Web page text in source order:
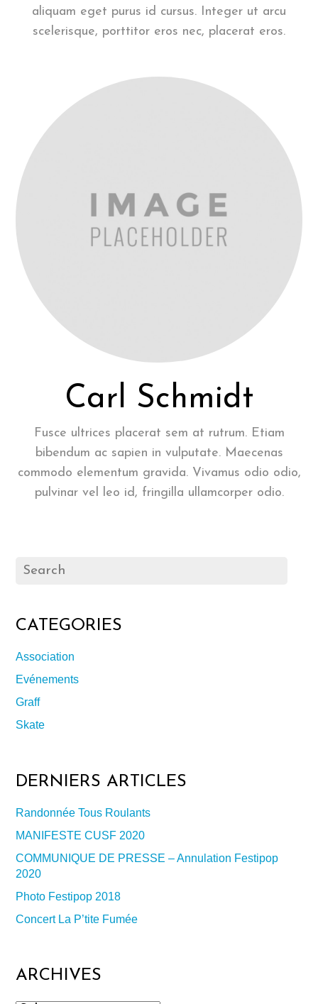
aliquam eget purus id cursus. Integer ut arcu
scelerisque, porttitor eros nec, placerat eros.
Carl Schmidt
Fusce ultrices placerat sem at rutrum. Etiam
bibendum ac sapien in vulputate. Maecenas
commodo elementum gravida. Vivamus odio odio,
pulvinar vel leo id, fringilla ullamcorper odio.
CATEGORIES
Association
Evénements
Graff
Skate
DERNIERS ARTICLES
Randonnée Tous Roulants
MANIFESTE CUSF 2020
COMMUNIQUE DE PRESSE – Annulation Festipop
2020
Photo Festipop 2018
Concert La P’tite Fumée
ARCHIVES